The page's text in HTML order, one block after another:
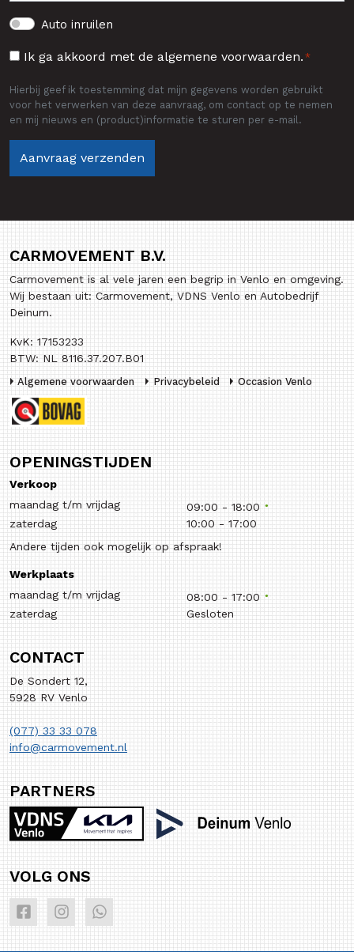
Auto Auto inruilen
Toestemming
Ik ga akkoord met de algemene voorwaarden. *
Hierbij geef ik toestemming dat mijn gegevens worden gebruikt
voor het verwerken van deze aanvraag, om contact op te nemen
en mij nieuws en (product)informatie te sturen per e-mail.
CARMOVEMENT B.V.
Carmovement is al vele jaren een begrip in Venlo en omgeving.
Wij bestaan uit: Carmovement, VDNS Venlo en Autobedrijf
Deinum.
KvK: 17153233
BTW: NL 8116.37.207.B01
Algemene voorwaarden Privacybeleid Occasion Venlo
OPENINGSTIJDEN
Verkoop
maandag t/m vrijdag
09:00 - 18:00
zaterdag
10:00 - 17:00
Andere tijden ook mogelijk op afspraak!
Werkplaats
maandag t/m vrijdag
08:00- 17:00
zaterdag
Gesloten
PARTNERS
VOLG ONS
CONTACT
De Sondert 12,
5928 RV Venlo
(077) 33 33 078
info@carmovement.nl